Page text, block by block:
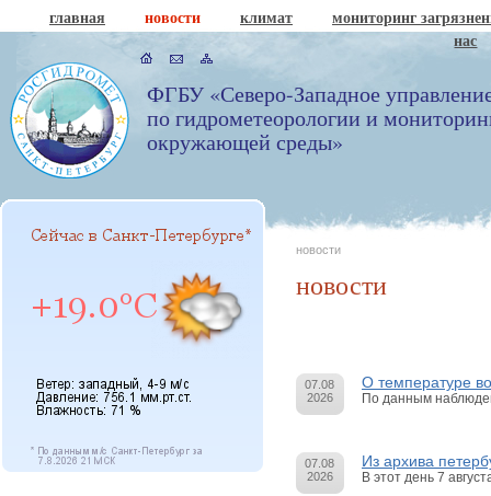
главная новости климат
мониторинг
нас
ФГБУ «Северо-Западное
по гидрометеорологии и
окружающей среды»
новости
новости
07.08
2026
О температуре
По данным
07.08
2026
Из архива
В этот день 7